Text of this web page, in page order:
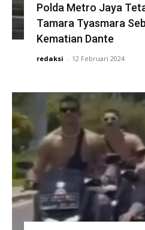
Polda Metro Jaya
Tamara Tyasmara
Kematian Dante
redaksi - 12 Februari 2024